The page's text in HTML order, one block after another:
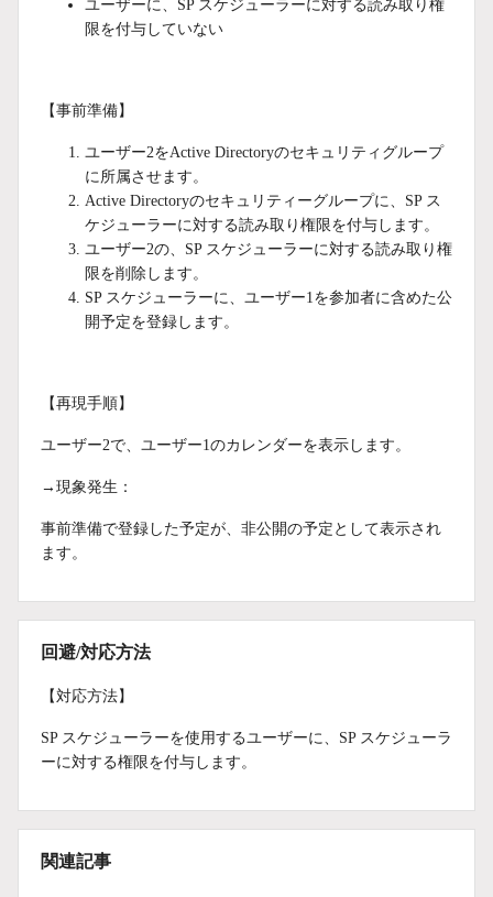
ユーザーに、SP スケジューラーに対する読み取り権
限を付与していない
【事前準備】
ユーザー2をActive Directoryのセキュリティグループ
に所属させます。
Active Directoryのセキュリティーグループに、SP ス
ケジューラーに対する読み取り権限を付与します。
ユーザー2の、SP スケジューラーに対する読み取り権
限を削除します。
SP スケジューラーに、ユーザー1を参加者に含めた公
開予定を登録します。
【再現手順】
ユーザー2で、ユーザー1のカレンダーを表示します。
→現象発生：
事前準備で登録した予定が、非公開の予定として表示され
ます。
回避/対応方法
【対応方法】
SP スケジューラーを使用するユーザーに、SP スケジューラ
ーに対する権限を付与します。
関連記事